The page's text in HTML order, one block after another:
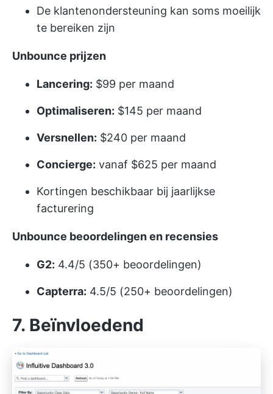
De klantenondersteuning kan soms moeilijk
te bereiken zijn
Unbounce prijzen
Lancering: $99 per maand
Optimaliseren: $145 per maand
Versnellen: $240 per maand
Concierge: vanaf $625 per maand
Kortingen beschikbaar bij jaarlijkse
facturering
Unbounce beoordelingen en recensies
G2: 4.4/5 (350+ beoordelingen)
Capterra: 4.5/5 (250+ beoordelingen)
7. Beïnvloedend